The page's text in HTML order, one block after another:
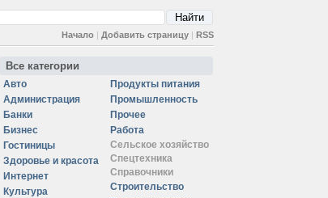
Начало | Добавить страницу | RSS
Все категории
Авто
Администрация
Банки
Бизнес
Гостиницы
Здоровье и красота
Интернет
Культура
Продукты питания
Промышленность
Прочее
Работа
Сельское хозяйство
Спецтехника
Справочники
Строительство